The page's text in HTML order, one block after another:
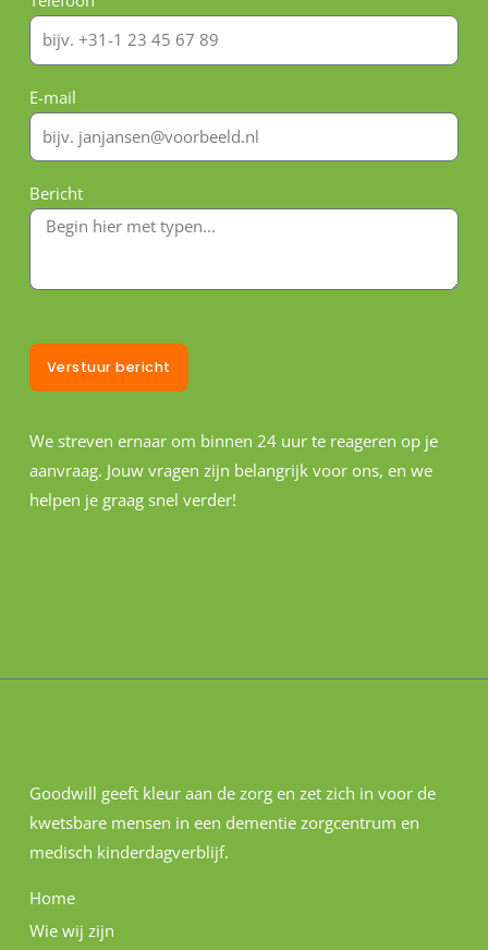
E-mail
Bericht
Verstuur bericht
We streven ernaar om binnen 24 uur te reageren op je
aanvraag. Jouw vragen zijn belangrijk voor ons, en we
helpen je graag snel verder!
Goodwill geeft kleur aan de zorg en zet zich in voor de
kwetsbare mensen in een dementie zorgcentrum en
medisch kinderdagverblijf.
Home
Wie wij zijn